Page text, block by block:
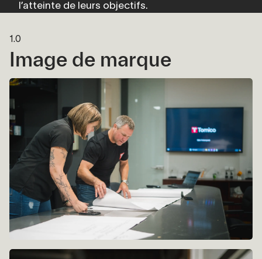
l’atteinte de leurs objectifs.
1.0
Image de marque